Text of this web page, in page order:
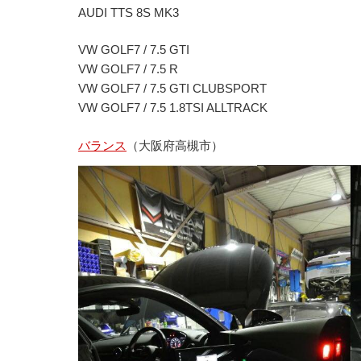
AUDI TTS 8S MK3
VW GOLF7 / 7.5 GTI
VW GOLF7 / 7.5 R
VW GOLF7 / 7.5 GTI CLUBSPORT
VW GOLF7 / 7.5 1.8TSI ALLTRACK
バランス （大阪府高槻市）